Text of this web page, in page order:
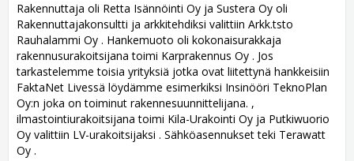
Rakennuttaja oli Retta Isännöinti Oy ja Sustera Oy oli
Rakennuttajakonsultti ja arkkitehdiksi valittiin Arkk.tsto
Rauhalammi Oy . Hankemuoto oli kokonaisurakkaja
rakennusurakoitsijana toimi Karprakennus Oy . Jos
tarkastelemme toisia yrityksiä jotka ovat liitettynä hankkeisiin
FaktaNet Livessä löydämme esimerkiksi Insinööri TeknoPlan
Oy:n joka on toiminut rakennesuunnittelijana. ,
ilmastointiurakoitsijana toimi Kila-Urakointi Oy ja Putkiwuorio
Oy valittiin LV-urakoitsijaksi . Sähköasennukset teki Terawatt
Oy .